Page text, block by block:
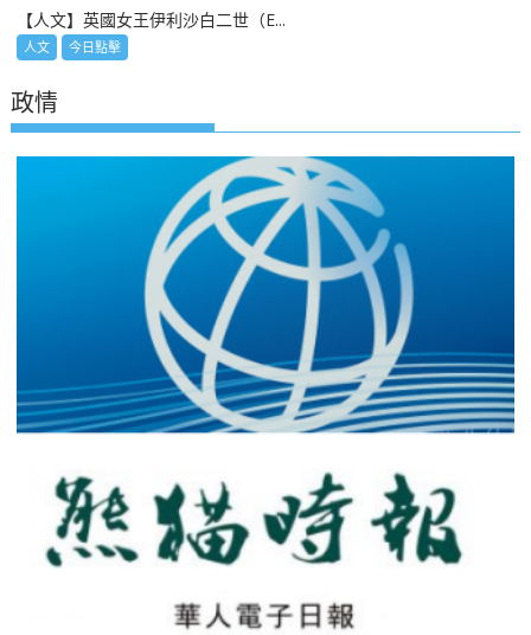
【人文】英國女王伊利沙白二世（E...
人文 今日點擊
政情